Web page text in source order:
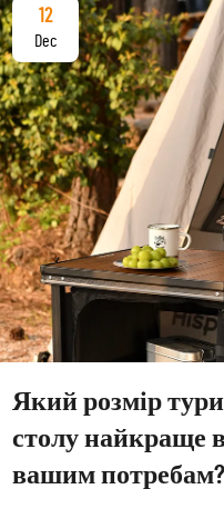
12
Dec
Який розмір
столу найкраще
вашим потребам?